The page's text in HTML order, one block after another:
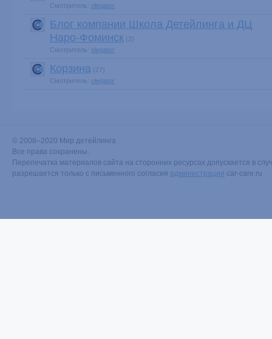
Смотритель: olegator
Блог компании Школа Детейлинга и ДЦ
Наро-Фоминск (2)
Смотритель: olegator
Корзина (27)
Смотритель: olegator
© 2008–2020 Мир детейлинга
Все права сохранены.
Перепечатка материалов сайта на сторонних ресурсах допускается в
разрешается только с письменного согласия администрации car-care.ru